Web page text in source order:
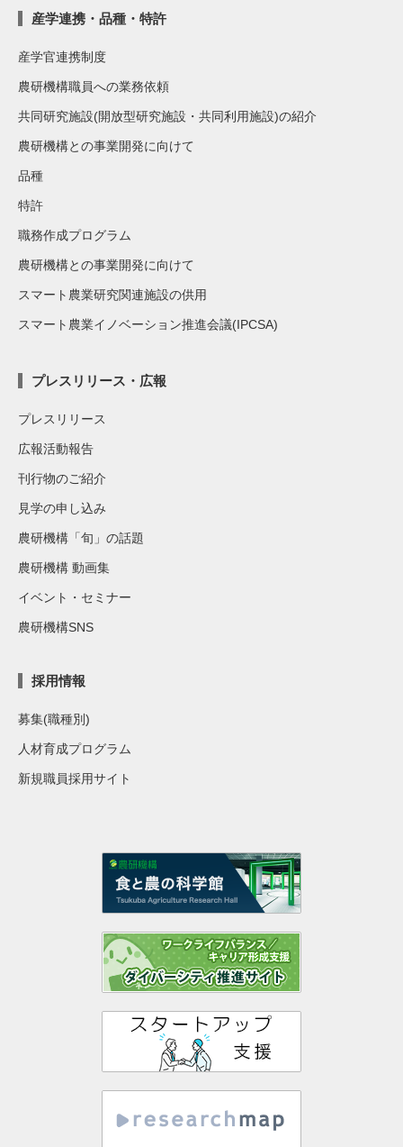
産学連携・品種・特許
産学官連携制度
農研機構職員への業務依頼
共同研究施設(開放型研究施設・共同利用施設)の紹介
農研機構との事業開発に向けて
品種
特許
職務作成プログラム
農研機構との事業開発に向けて
スマート農業研究関連施設の供用
スマート農業イノベーション推進会議(IPCSA)
プレスリリース・広報
プレスリリース
広報活動報告
刊行物のご紹介
見学の申し込み
農研機構「旬」の話題
農研機構 動画集
イベント・セミナー
農研機構SNS
採用情報
募集(職種別)
人材育成プログラム
新規職員採用サイト